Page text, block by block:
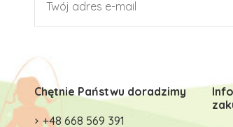
Chętnie Państwu doradzimy
+48 668 569 391